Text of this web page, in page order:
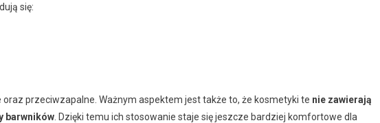
się:
oraz przeciwzapalne. Ważnym aspektem jest także to, że kosmetyki te nie zawierają
barwników . Dzięki temu ich stosowanie staje się jeszcze bardziej komfortowe dla